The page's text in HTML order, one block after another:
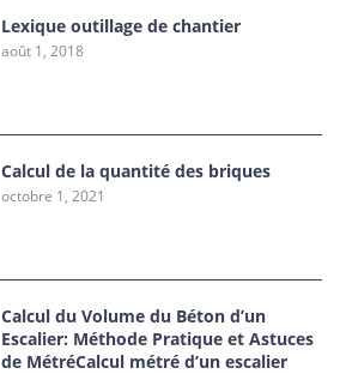
Lexique outillage de chantier
août 1, 2018
Calcul de la quantité des briques
octobre 1, 2021
Calcul du Volume du Béton d’un
Escalier: Méthode Pratique et Astuces
de MétréCalcul métré d’un escalier